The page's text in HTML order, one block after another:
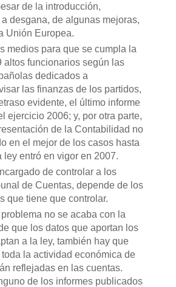
de la introducción,
desgana, de algunas mejoras,
Unión Europea.
medios para que se cumpla la
altos funcionarios según las
dedicados a
las finanzas de los partidos,
evidente, el último informe
ejercicio 2006; y, por otra parte,
de la Contabilidad no
en el mejor de los casos hasta
ley entró en vigor en 2007.
de controlar a los
de Cuentas, depende de los
que tiene que controlar.
no se acaba con la
que los datos que aportan los
a la ley, también hay que
la actividad económica de
reflejadas en las cuentas.
de los informes publicados